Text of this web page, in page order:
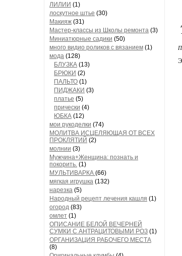
ЛИЛИИ (1)
лоскутное штье (30)
Макияж (31)
Мастер-классы из Школы ремонта (3)
Миниатюрные садики (50)
много видио роликов с вязанием (1)
мода (128)
БЛУЗКА (13)
БРЮКИ (2)
ПАЛЬТО (1)
ПИДЖАКИ (3)
платье (5)
прически (4)
ЮБКА (12)
мои рукоделки (74)
МОЛИТВА ИСЦЕЛЯЮЩАЯ ОТ ВСЕХ
ПРОКЛЯТИЙ (2)
молнии (3)
Мужчина+Женщина: познать и
покорить. (1)
МУЛЬТИВАРКА (66)
мягкая игрушка (132)
нарезка (5)
Народный рецепт лечения кашля (1)
огород (83)
омлет (1)
ОПИСАНИЕ БЕЛОЙ ВЕЧЕРНЕЙ
СУМКИ С АНТРАЦИТОВЫМИ РОЗ (1)
ОРГАНИЗАЦИЯ РАБОЧЕГО МЕСТА
(8)